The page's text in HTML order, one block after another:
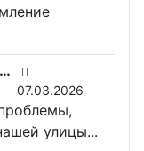
Контакты регионального оператора по вывозу ТКО ГУП «ДОНСНАБКОМПЛЕКТ» в Горловке
07.03.2026
улицы...